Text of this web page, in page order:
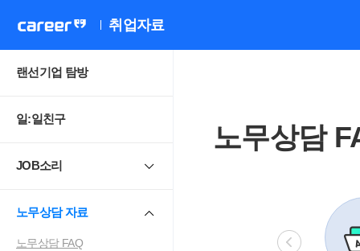
취업자료
랜선기업 탐방
일:일친구
JOB소리
노무상담 자료
노무상담 FAQ
노무상담